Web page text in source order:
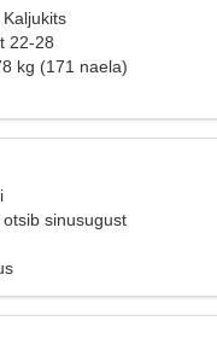
22-28
kg (171 naela)
sinusugust